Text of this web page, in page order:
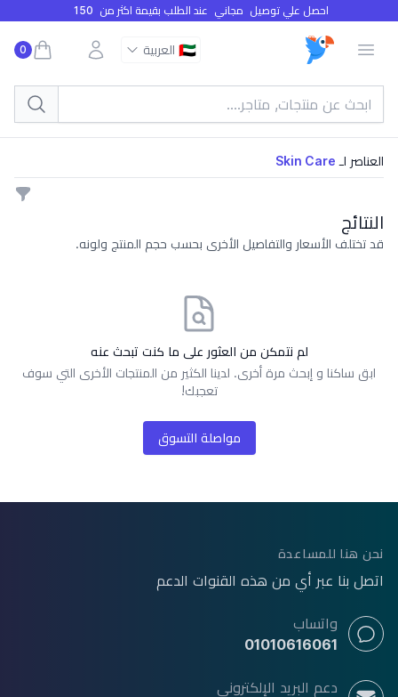
احصل علي توصيل مجاني عند الطلب بقيمة اكثر من 150
افتح القائمة 🇦🇪 العربية 0
bag
العناصر لـ Skin Care
النتائج
قد تختلف الأسعار والتفاصيل الأخرى بحسب حجم المنتج ولونه.
لم نتمكن من العثور على ما كنت تبحث عنه
ابق ساكنا و إبحث مرة أخرى. لدينا الكثير من المنتجات الأخرى التي سوف
تعجبك!
مواصلة التسوق
نحن هنا للمساعدة
اتصل بنا عبر أي من هذه القنوات الدعم
واتساب
01010616061
دعم البريد الإلكتروني